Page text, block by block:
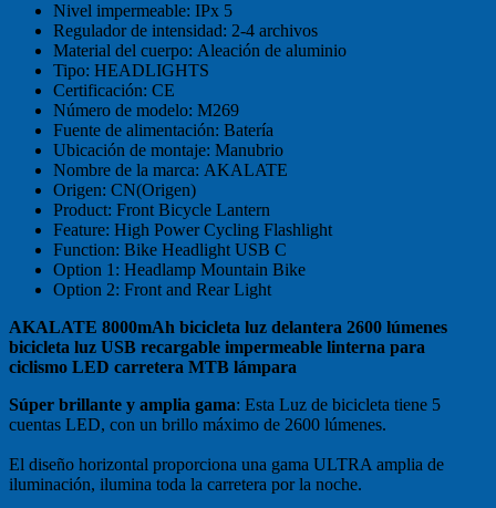
Nivel impermeable: IPx 5
Regulador de intensidad: 2-4 archivos
Material del cuerpo: Aleación de aluminio
Tipo: HEADLIGHTS
Certificación: CE
Número de modelo: M269
Fuente de alimentación: Batería
Ubicación de montaje: Manubrio
Nombre de la marca: AKALATE
Origen: CN(Origen)
Product: Front Bicycle Lantern
Feature: High Power Cycling Flashlight
Function: Bike Headlight USB C
Option 1: Headlamp Mountain Bike
Option 2: Front and Rear Light
AKALATE 8000mAh bicicleta luz delantera 2600 lúmenes
bicicleta luz USB recargable impermeable linterna para
ciclismo LED carretera MTB lámpara
Súper brillante y amplia gama: Esta Luz de bicicleta tiene 5
cuentas LED, con un brillo máximo de 2600 lúmenes.
El diseño horizontal proporciona una gama ULTRA amplia de
iluminación, ilumina toda la carretera por la noche.